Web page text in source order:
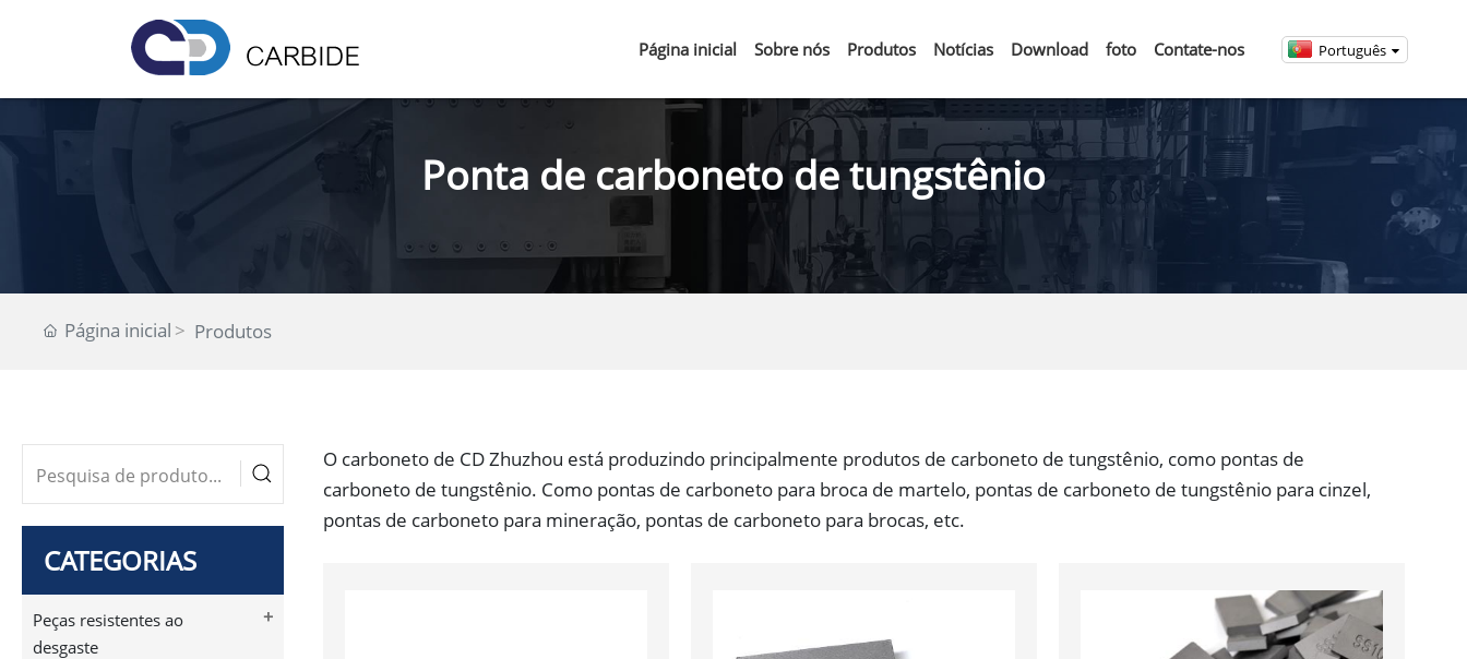
Página inicial Sobre nós Produtos Notícias Download foto Contate-nos Português
Ponta de carboneto de tungstênio
Página inicial Produtos
CATEGORIAS
+
Peças resistentes ao
desgaste
O carboneto de CD Zhuzhou está produzindo principalmente produtos de carboneto de tungstênio, como pontas de
carboneto de tungstênio. Como pontas de carboneto para broca de martelo, pontas de carboneto de tungstênio para cinzel,
pontas de carboneto para mineração, pontas de carboneto para brocas, etc.